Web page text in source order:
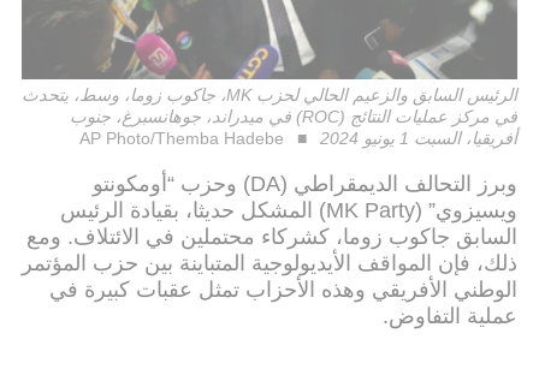
الرئيس السابق والزعيم الحالي لحزب MK، جاكوب زوما، وسط، يتحدث
في مركز عمليات النتائج (ROC) في ميدراند، جوهانسبرغ، جنوب
أفريقيا، السبت 1 يونيو 2024
AP Photo/Themba Hadebe
وبرز التحالف الديمقراطي (DA) وحزب “أومكونتو
ويسيزوي” (MK Party) المشكل حديثا، بقيادة الرئيس
السابق جاكوب زوما، كشركاء محتملين في الائتلاف. ومع
ذلك، فإن المواقف الأيديولوجية المتباينة بين حزب المؤتمر
الوطني الأفريقي وهذه الأحزاب تمثل عقبات كبيرة في
عملية التفاوض.